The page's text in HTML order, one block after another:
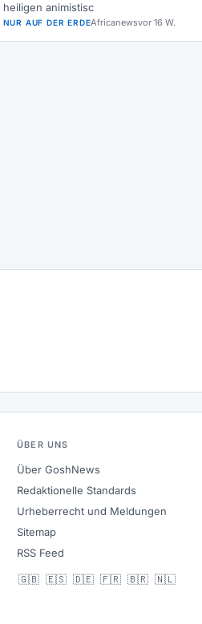
heiligen animistisc
NUR AUF DER ERDEAfricanewsvor 16 W.
ÜBER UNS
Über GoshNews
Redaktionelle Standards
Urheberrecht und Meldungen
Sitemap
RSS Feed
🇬🇧 🇪🇸 🇩🇪 🇫🇷 🇧🇷 🇳🇱